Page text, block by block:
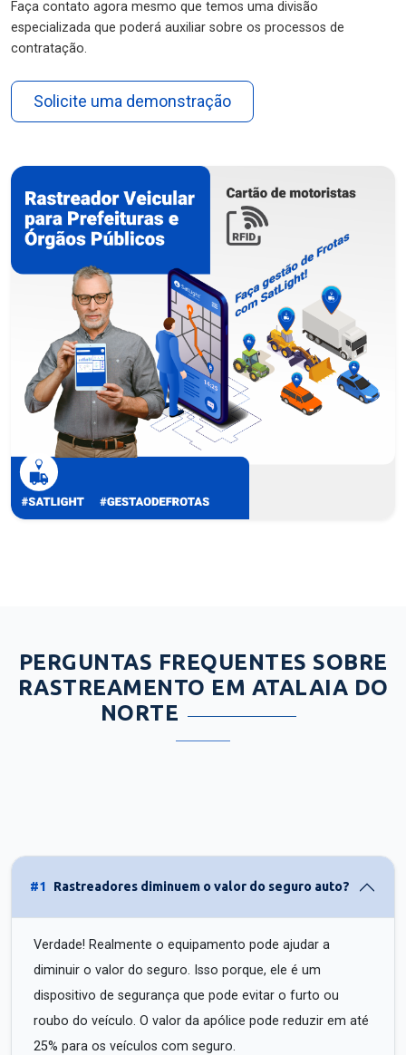
Faça contato agora mesmo que temos uma divisão
especializada que poderá auxiliar sobre os processos de
contratação.
Solicite uma demonstração
PERGUNTAS FREQUENTES SOBRE
RASTREAMENTO EM ATALAIA DO
NORTE
#1 Rastreadores diminuem o valor do seguro auto?
Verdade! Realmente o equipamento pode ajudar a
diminuir o valor do seguro. Isso porque, ele é um
dispositivo de segurança que pode evitar o furto ou
roubo do veículo. O valor da apólice pode reduzir em até
25% para os veículos com seguro.